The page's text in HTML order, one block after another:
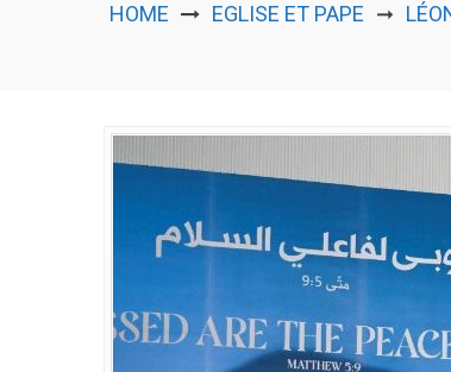
HOME EGLISE ET PAPE ➞